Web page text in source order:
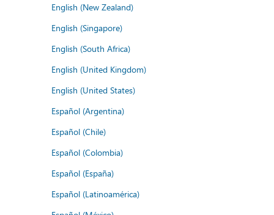
English (New Zealand)
English (Singapore)
English (South Africa)
English (United Kingdom)
English (United States)
Español (Argentina)
Español (Chile)
Español (Colombia)
Español (España)
Español (Latinoamérica)